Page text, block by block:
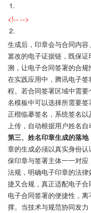
1.
<!-- -->
2.
生成后，印章会与合同内
篡改的电子证据链，既保
溯，让电子合同签署的合规
在实践应用中，腾讯电子
程。若合同签署区域中需
名模板中可以选择所需要签
正楷临摹签名，系统签名
上传，自动根据用户姓名自
第三、姓名印章生成的落地
章的生成必须以真实身份
保印章与签署主体一一对
法规，明确电子印章的法
捷又合规，真正适配电子合
电子合同签署的便捷性，
撑。当技术与规范协同发